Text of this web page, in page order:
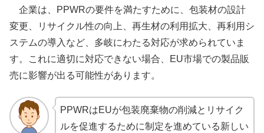
企業は、PPWRの要件を満たすために、包装材の設計
変更、リサイクル性の向上、再生材の利用拡大、再利用シ
ステムの導入など、多岐にわたる対応が求められていま
す。これに適切に対応できない場合、EU市場での製品販
売に影響が出る可能性があります。
PPWRはEUが包装廃棄物の削減とリサイク
ルを促進するために制定を進めている新しい